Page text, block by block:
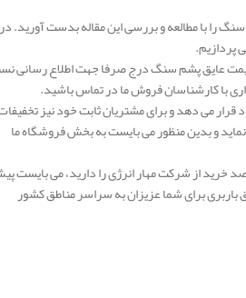
را با مطالعه و بررسی این مقاله بدست آورید. در
پردازیم.
عایق پشم سنگ درج صرفا جهت اطلاع رسانی
با کارشناسان فروش ما در تماس باشید.
قرار می دهد و برای مشتریان ثابت خود نیز
نماید و بدین منظور می بایست به بخش فروشگاه ما
از شرکت مهار انرژی را دارید، می بایست
برای شما عزیزان به سراسر مناطق کشور